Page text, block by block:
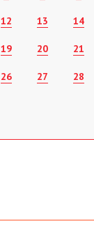
12 13 14
19 20 21
26 27 28